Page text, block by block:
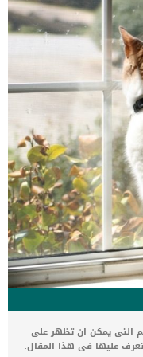
طريق تشتيت انتباه الكلب
_العناق […]
التى يمكن ان تظهر على
عليها فى هذا المقال.